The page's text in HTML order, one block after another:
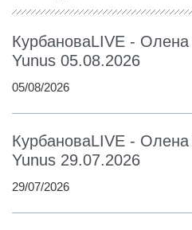
КурбановаLIVE -
Yunus 05.08.2026
05/08/2026
КурбановаLIVE -
Yunus 29.07.2026
29/07/2026